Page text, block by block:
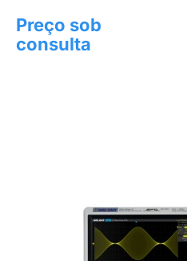
Preço sob
consulta